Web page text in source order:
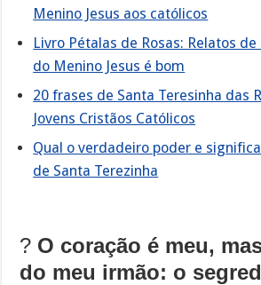
Menino Jesus aos católicos
Livro Pétalas de Rosas: Relatos
do Menino Jesus é bom
20 frases de Santa Teresinha das
Jovens Cristãos Católicos
Qual o verdadeiro poder e
de Santa Terezinha
? O coração é meu,
do meu irmão: o